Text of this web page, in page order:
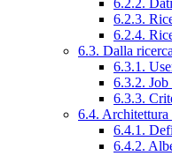
6.2.2.
6.2.3.
6.2.4.
6.3. Dalla
6.3.1.
6.3.2.
6.3.3.
6.4. Architettura
6.4.1.
6.4.2.